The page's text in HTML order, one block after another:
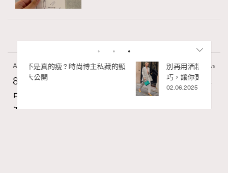
Art 7.2k views
8月香港藝術展覽：香港故宮文化博物館《城
中一日》、遊戲迷必訪《游於藝乎》、《西
源里選畫》捕捉香港情懷
的顯
別再用酒精消毒皮革！6個清潔手袋小技
巧，讓你更愛惜你的手袋